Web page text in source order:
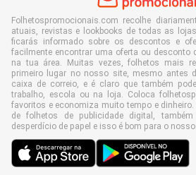
Folhetospromocionais.com recolhe
atuais, revistas e lookbooks de todas as
ficarás informado sobre os descontos e
facilmente encontrar uma oferta ou desconto
na tua área. Muitas vezes, folhetos mais
primeiro lugar no nosso site, mesmo antes
caixa de correio, e é claro que também
trabalho, escola ou na loja. Coloca
favoritos e economiza muito tempo e
de folhetos de publicidade digital,
desperdício de papel e isso é bom para o